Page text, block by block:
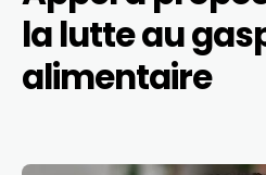
la lutte au
alimentaire